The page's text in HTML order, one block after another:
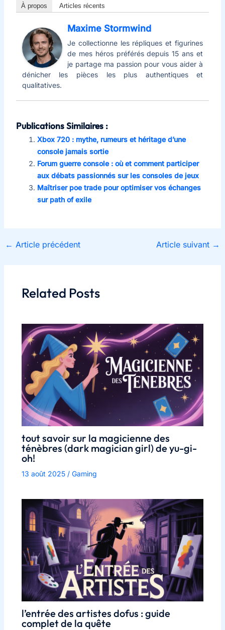
À propos Articles récents
Maxime Stormwind
Je collectionne les répliques et figurines
de mes héros préférés depuis 15 ans et
je partage ma passion pour vous aider à
dénicher les pièces les plus authentiques et
qualitatives.
Publications Similaires :
Xbox 720 : mythe, rumeurs et héritage d’une
console jamais sortie
Forum guerre console : où et comment participer
aux débats passionnés sur les consoles de jeux
Maîtriser poe trade pour optimiser vos échanges
sur path of exile
← Article précédent Article suivant →
Related Posts
tout savoir sur la magicienne des
ténèbres (dark magician girl) de yu-gi-
oh!
13 août 2025 / Gaming
l’entrée des artistes dofus : guide
complet de la quête